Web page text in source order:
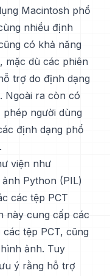
Macintosh phổ
nhiều định
có khả năng
mặc dù các phiên
trợ do định dạng
Ngoài ra còn có
người dùng
định dạng phổ
viện như
Python (PIL)
các tệp PCT
này cung cấp các
tệp PCT, cũng
ảnh. Tuy
ý rằng hỗ trợ